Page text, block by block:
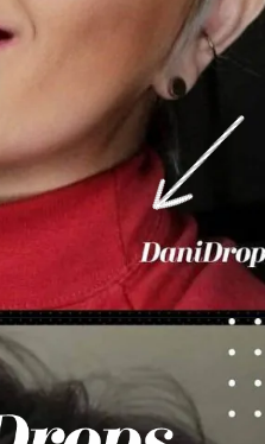
https://danidrops.com.br/fr/coupes-de-cheveux-courtes/